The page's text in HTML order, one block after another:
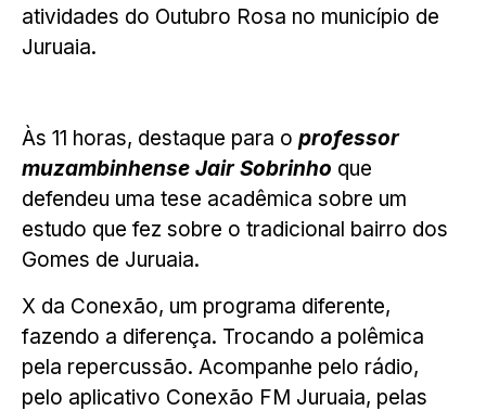
atividades do Outubro Rosa no município de
Juruaia.
Às 11 horas, destaque para o professor
muzambinhense Jair Sobrinho que
defendeu uma tese acadêmica sobre um
estudo que fez sobre o tradicional bairro dos
Gomes de Juruaia.
X da Conexão, um programa diferente,
fazendo a diferença. Trocando a polêmica
pela repercussão. Acompanhe pelo rádio,
pelo aplicativo Conexão FM Juruaia, pelas